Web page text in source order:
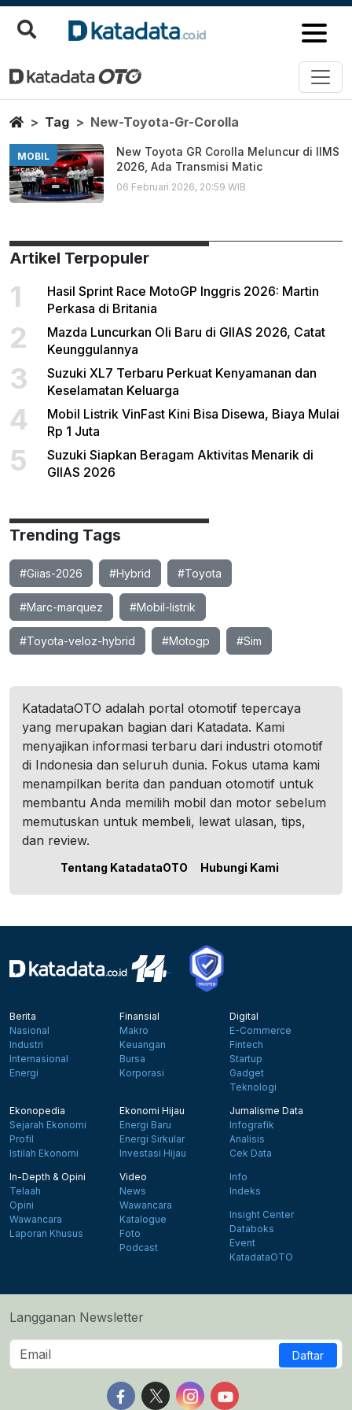
New Toyota Gr Corolla
Berita Terbaru
HomeTag New-Toyota-Gr-Corolla
MOBIL
New Toyota GR Corolla Meluncur di IIMS
2026, Ada Transmisi Matic
06 Februari 2026, 20:59 WIB
Artikel Terpopuler
1
Hasil Sprint Race MotoGP Inggris 2026: Martin
Perkasa di Britania
2
Mazda Luncurkan Oli Baru di GIIAS 2026, Catat
Keunggulannya
3
Suzuki XL7 Terbaru Perkuat Kenyamanan dan
Keselamatan Keluarga
4
Mobil Listrik VinFast Kini Bisa Disewa, Biaya Mulai
Rp 1 Juta
5
Suzuki Siapkan Beragam Aktivitas Menarik di
GIIAS 2026
Trending Tags
#Giias-2026 #Hybrid #Toyota
#Marc-marquez #Mobil-listrik
#Toyota-veloz-hybrid #Motogp #Sim
KatadataOTO adalah portal otomotif tepercaya
yang merupakan bagian dari Katadata. Kami
menyajikan informasi terbaru dari industri otomotif
di Indonesia dan seluruh dunia. Fokus utama kami
menampilkan berita dan panduan otomotif untuk
membantu Anda memilih mobil dan motor sebelum
memutuskan untuk membeli, lewat ulasan, tips,
dan review.
Tentang KatadataOTO Hubungi Kami
Berita
Nasional
Industri
Internasional
Energi
Finansial
Makro
Keuangan
Bursa
Korporasi
Digital
E-Commerce
Fintech
Startup
Gadget
Teknologi
Ekonopedia
Sejarah Ekonomi
Profil
Istilah Ekonomi
Ekonomi Hijau
Energi Baru
Energi Sirkular
Investasi Hijau
Jurnalisme Data
Infografik
Analisis
Cek Data
In-Depth & Opini
Telaah
Opini
Wawancara
Laporan Khusus
Video
News
Wawancara
Katalogue
Foto
Podcast
Info
Indeks
Insight Center
Databoks
Event
KatadataOTO
Langganan Newsletter
Daftar
Follow us on Facebook
Follow us on X
Follow us on Instagram
Follow us on